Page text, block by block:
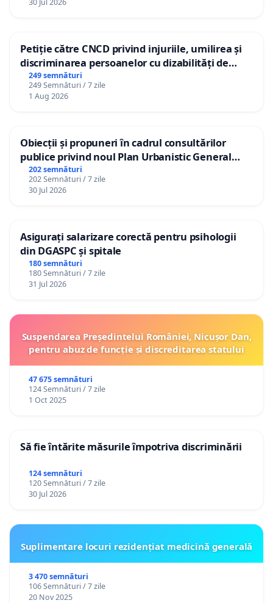
30 Jul 2026
Petiție către CNCD privind injuriile, umilirea și
discriminarea persoanelor cu dizabilități de
către utilizatorul TikTok „Gorici”
249 semnături
249 Semnături / 7 zile
1 Aug 2026
Obiecții și propuneri în cadrul consultărilor
publice privind noul Plan Urbanistic General
(PUG) Ialoveni
202 semnături
202 Semnături / 7 zile
30 Jul 2026
Asigurați salarizare corectă pentru psihologii
din DGASPC și spitale
180 semnături
180 Semnături / 7 zile
31 Jul 2026
Suspendarea Președintelui României, Nicușor Dan,
pentru abuz de funcție și discreditarea statului
47 675 semnături
124 Semnături / 7 zile
1 Oct 2025
Să fie întărite măsurile împotriva discriminării
124 semnături
120 Semnături / 7 zile
30 Jul 2026
Suplimentare locuri rezidențiat medicină generală
3 470 semnături
106 Semnături / 7 zile
20 Nov 2025